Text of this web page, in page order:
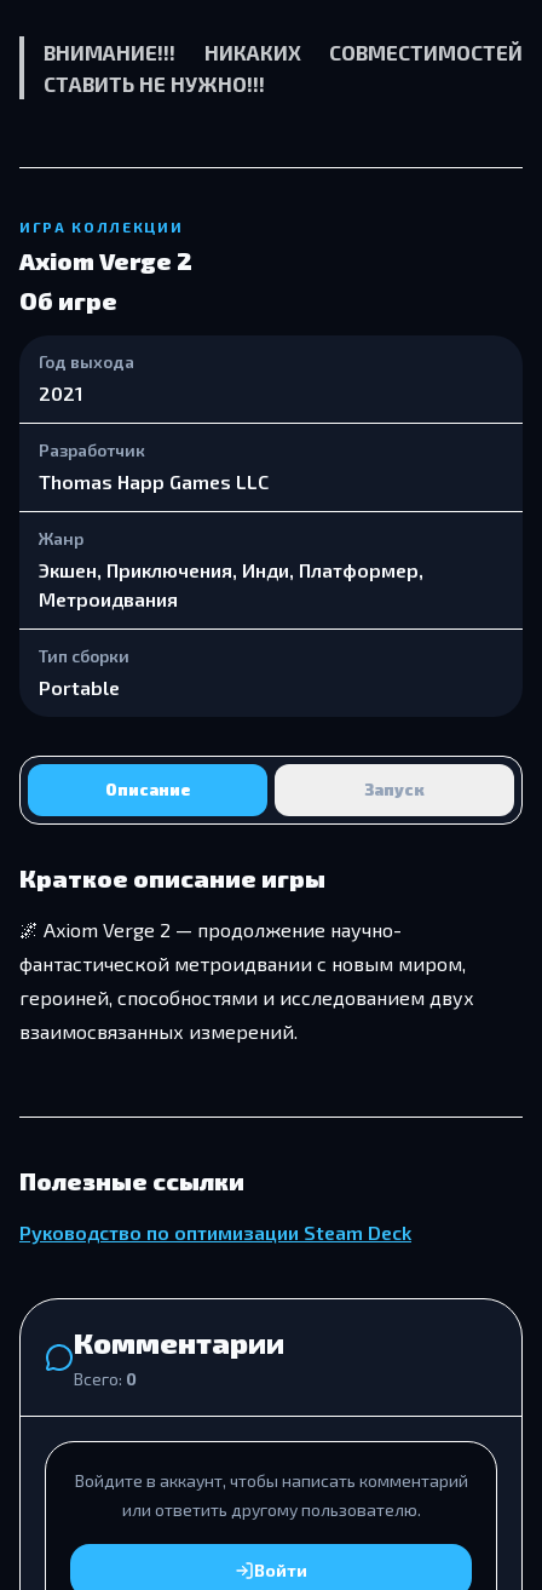
ВНИМАНИЕ!!! НИКАКИХ СОВМЕСТИМОСТЕЙ
СТАВИТЬ НЕ НУЖНО!!!
ИГРА КОЛЛЕКЦИИ
Axiom Verge 2
Об игре
Год выхода
2021
Разработчик
Thomas Happ Games LLC
Жанр
Экшен, Приключения, Инди, Платформер,
Метроидвания
Тип сборки
Portable
Описание Запуск
Краткое описание игры
🌌 Axiom Verge 2 — продолжение научно-
фантастической метроидвании с новым миром,
героиней, способностями и исследованием двух
взаимосвязанных измерений.
Полезные ссылки
Руководство по оптимизации Steam Deck
Комментарии
Всего: 0
Войдите в аккаунт, чтобы написать комментарий
или ответить другому пользователю.
Войти